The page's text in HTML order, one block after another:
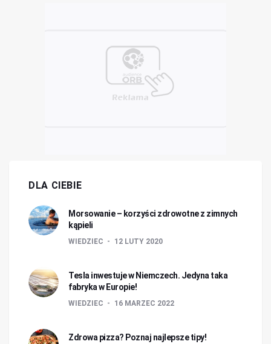
DLA CIEBIE
Morsowanie – korzyści zdrowotne z zimnych
kąpieli
WIEDZIEC 12 LUTY 2020
Tesla inwestuje w Niemczech. Jedyna taka
fabryka w Europie!
WIEDZIEC 16 MARZEC 2022
Zdrowa pizza? Poznaj najlepsze tipy!